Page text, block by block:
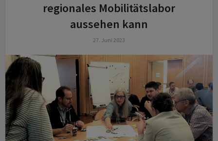
regionales Mobilitätslabor
aussehen kann
27. Juni 2023